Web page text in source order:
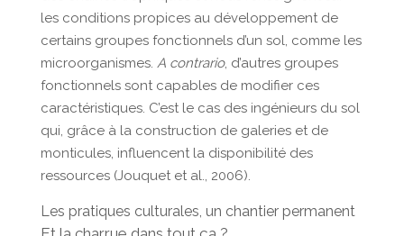
les conditions propices au développement de
certains groupes fonctionnels d’un sol, comme les
microorganismes. A contrario, d’autres groupes
fonctionnels sont capables de modifier ces
caractéristiques. C’est le cas des ingénieurs du sol
qui, grâce à la construction de galeries et de
monticules, influencent la disponibilité des
ressources (Jouquet et al., 2006).
Les pratiques culturales, un chantier permanent